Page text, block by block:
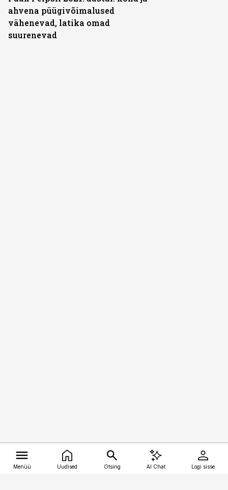
ahvena püügivõimalused
vähenevad, latika omad
suurenevad
Menüü Uudised Otsing AI Chat Logi sisse